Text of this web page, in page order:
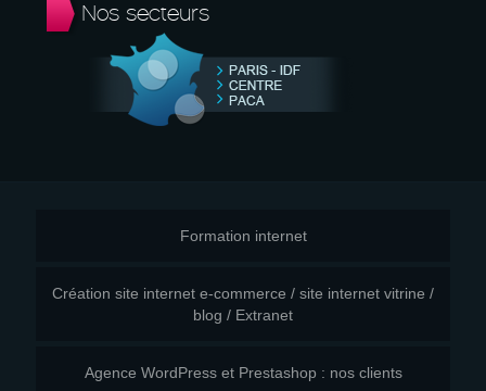
Nos secteurs
Formation internet
Création site internet e-commerce / site internet vitrine /
blog / Extranet
Agence WordPress et Prestashop : nos clients